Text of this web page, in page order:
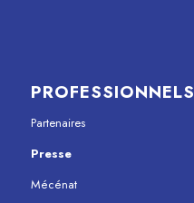
PROFESSIONNELS
Partenaires
Presse
Mécénat